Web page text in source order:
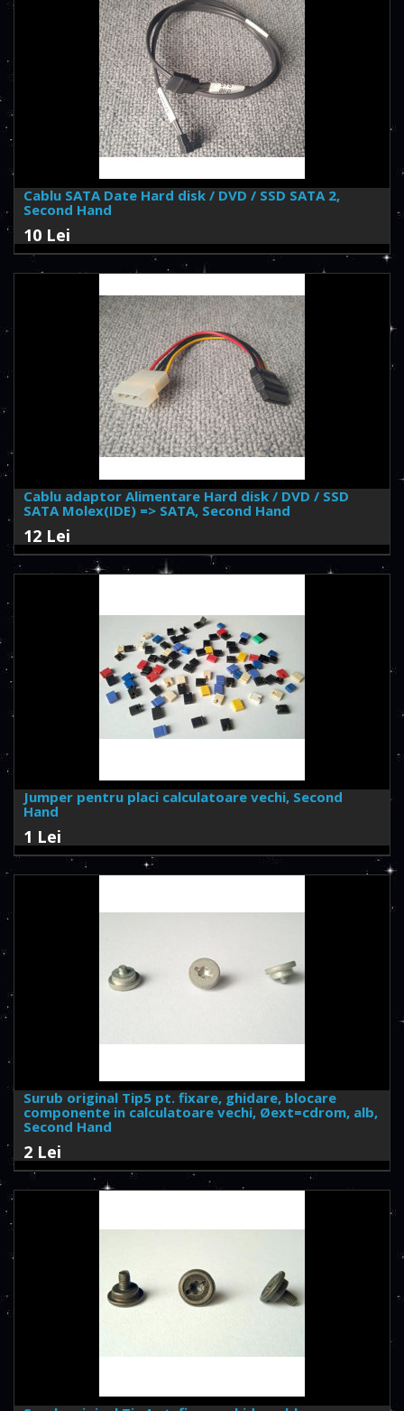
Cablu SATA Date Hard disk / DVD / SSD SATA 2,
Second Hand
10 Lei
Cablu adaptor Alimentare Hard disk / DVD / SSD
SATA Molex(IDE) => SATA, Second Hand
12 Lei
Jumper pentru placi calculatoare vechi, Second
Hand
1 Lei
Surub original Tip5 pt. fixare, ghidare, blocare
componente in calculatoare vechi, Øext=cdrom, alb,
Second Hand
2 Lei